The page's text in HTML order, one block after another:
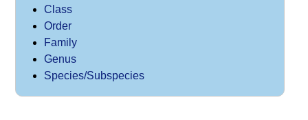
Class
Order
Family
Genus
Species/Subspecies